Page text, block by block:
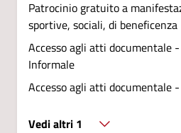
Patrocinio gratuito a
sportive, sociali, di beneficenza
Accesso agli atti documentale
Informale
Accesso agli atti documentale
Vedi altri 1